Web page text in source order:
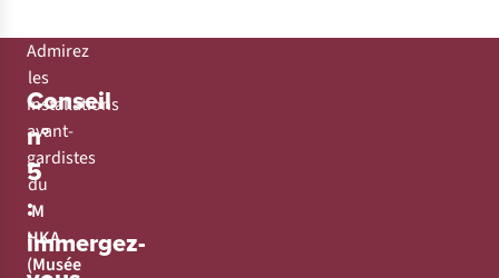
Conseil
n°
5
:
immergez-
Admirez
les
installations
avant-
gardistes
du
M
HKA
(Musée